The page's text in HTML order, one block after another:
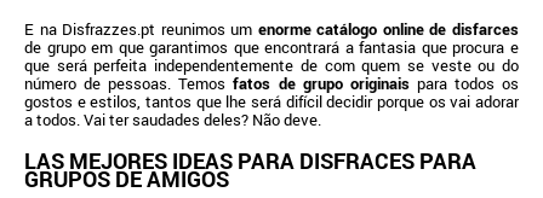
E na Disfrazzes.pt reunimos um enorme catálogo online de disfarces
de grupo em que garantimos que encontrará a fantasia que procura e
que será perfeita independentemente de com quem se veste ou do
número de pessoas. Temosfatos de grupo originaispara todos os
gostos e estilos, tantos que lhe será difícil decidir porque os vai adorar
a todos. Vai ter saudades deles? Não deve.
LAS MEJORES IDEAS PARA DISFRACES PARA
GRUPOS DE AMIGOS